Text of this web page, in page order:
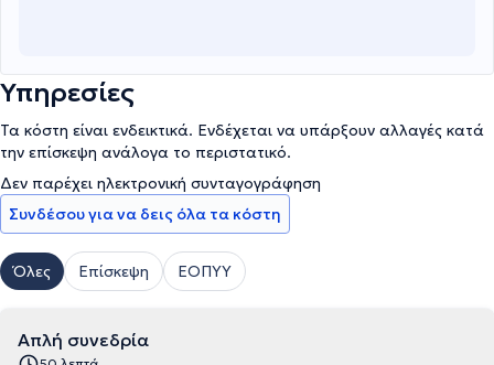
Υπηρεσίες
Τα κόστη είναι ενδεικτικά. Ενδέχεται να υπάρξουν αλλαγές κατά
την επίσκεψη ανάλογα το περιστατικό.
Δεν παρέχει ηλεκτρονική συνταγογράφηση
Συνδέσου για να δεις όλα τα κόστη
Όλες Επίσκεψη ΕΟΠΥΥ
Απλή συνεδρία